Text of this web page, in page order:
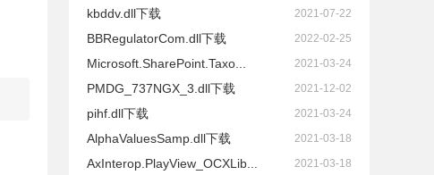
kbddv.dll下载 2021-07-22
BBRegulatorCom.dll下载 2022-02-25
Microsoft.SharePoint.Taxo... 2021-03-24
PMDG_737NGX_3.dll下载 2021-12-02
pihf.dll下载 2021-03-24
AlphaValuesSamp.dll下载 2021-03-18
AxInterop.PlayView_OCXLib... 2021-03-18